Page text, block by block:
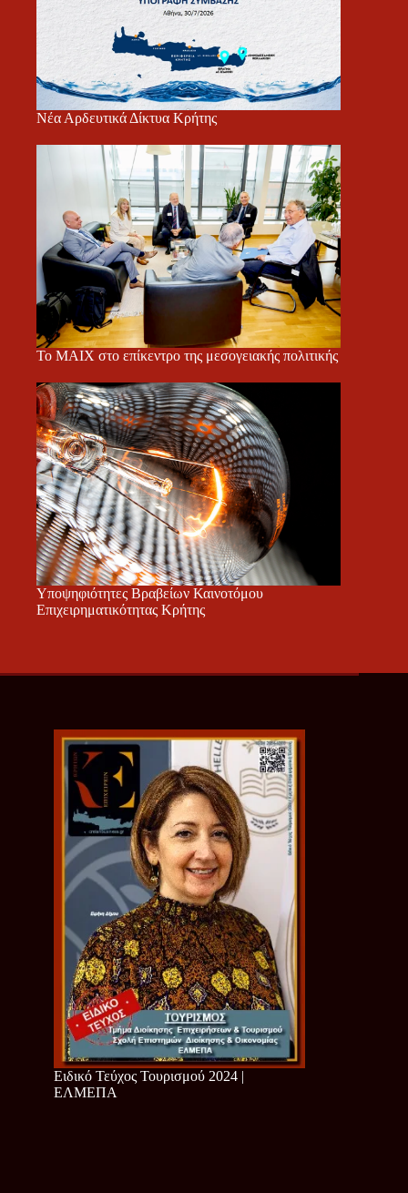
Νέα Αρδευτικά Δίκτυα Κρήτης
Το ΜΑΙΧ στο επίκεντρο της μεσογειακής πολιτικής
Υποψηφιότητες Βραβείων Καινοτόμου
Επιχειρηματικότητας Κρήτης
Ειδικό Τεύχος Τουρισμού 2024 |
ΕΛΜΕΠΑ